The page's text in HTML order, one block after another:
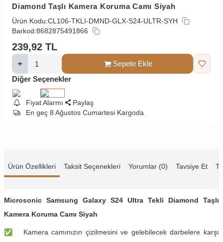
Diamond Taşlı Kamera Koruma Camı Siyah
Ürün Kodu:CL106-TKLI-DMND-GLX-S24-ULTR-SYH
Barkod:8682875491866
239,92 TL
Sepete Ekle
Diğer Seçenekler
Fiyat Alarmı
Paylaş
En geç 8 Ağustos Cumartesi Kargoda
Ürün Özellikleri Taksit Seçenekleri Yorumlar (0) Tavsiye Et
Microsonic Samsung Galaxy S24 Ultra Tekli Diamond Taşlı
Kamera Koruma Camı Siyah
✅ Kamera camınızın çizilmesini ve gelebilecek darbelere karşı